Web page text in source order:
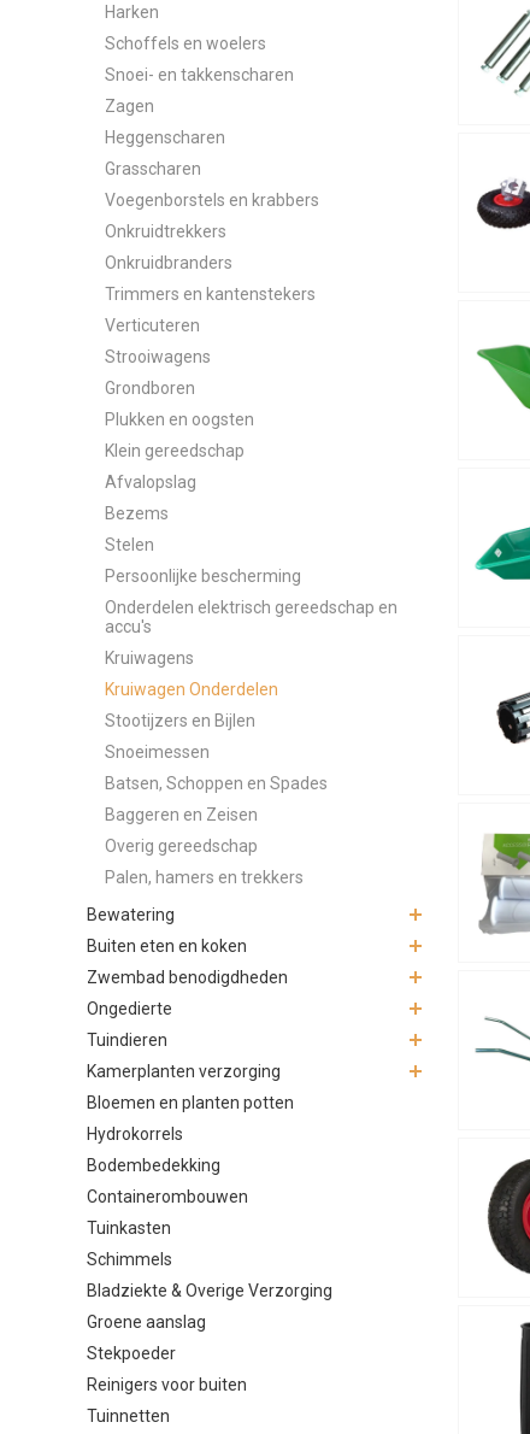
Harken
Schoffels en woelers
Snoei- en takkenscharen
Zagen
Heggenscharen
Grasscharen
Voegenborstels en krabbers
Onkruidtrekkers
Onkruidbranders
Trimmers en kantenstekers
Verticuteren
Strooiwagens
Grondboren
Plukken en oogsten
Klein gereedschap
Afvalopslag
Bezems
Stelen
Persoonlijke bescherming
Onderdelen elektrisch gereedschap en
accu's
Kruiwagens
Kruiwagen Onderdelen
Stootijzers en Bijlen
Snoeimessen
Batsen, Schoppen en Spades
Baggeren en Zeisen
Overig gereedschap
Palen, hamers en trekkers
Bewatering
Buiten eten en koken
Zwembad benodigdheden
Ongedierte
Tuindieren
Kamerplanten verzorging
Bloemen en planten potten
Hydrokorrels
Bodembedekking
Containerombouwen
Tuinkasten
Schimmels
Bladziekte & Overige Verzorging
Groene aanslag
Stekpoeder
Reinigers voor buiten
Tuinnetten